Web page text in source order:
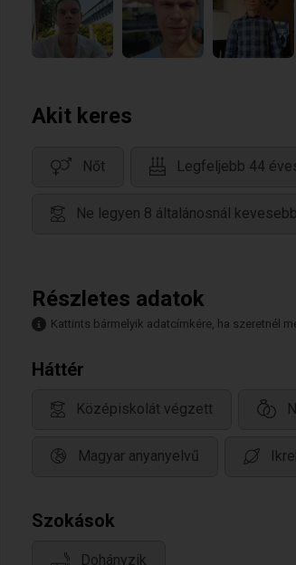
Akit keres
Nőt Legfeljebb 44
Ne legyen 8 általánosnál
Részletes adatok
Kattints bármelyik adatcímkére, ha szeretnél
Háttér
Középiskolát végzett
Magyar anyanyelvű
Szokások
Dohányzik